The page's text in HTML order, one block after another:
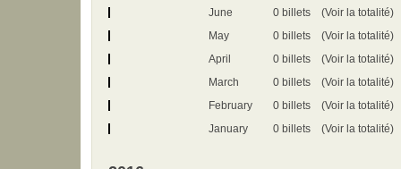
June
0 billets
(Voir la totalité)
May
0 billets
(Voir la totalité)
April
0 billets
(Voir la totalité)
March
0 billets
(Voir la totalité)
February
0 billets
(Voir la totalité)
January
0 billets (Voir la totalité)